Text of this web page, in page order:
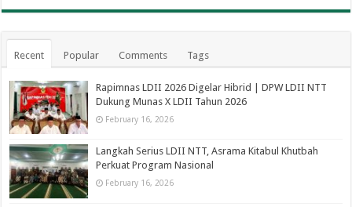
Recent Popular Comments Tags
Rapimnas LDII 2026 Digelar Hibrid | DPW LDII NTT
Dukung Munas X LDII Tahun 2026
February 16, 2026
Langkah Serius LDII NTT, Asrama Kitabul Khutbah
Perkuat Program Nasional
February 16, 2026